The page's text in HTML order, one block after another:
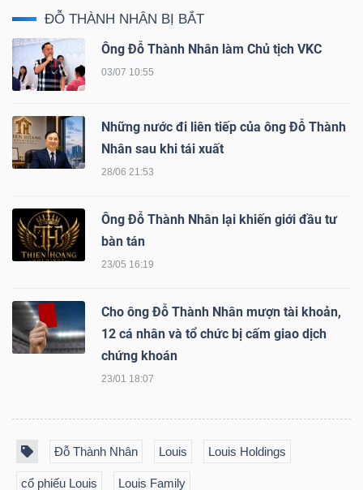
ĐỖ THÀNH NHÂN BỊ BẮT
Ông Đỗ Thành Nhân làm Chủ tịch VKC
03/07 10:55
Những nước đi liên tiếp của ông Đỗ Thành
Nhân sau khi tái xuất
28/06 21:53
Ông Đỗ Thành Nhân lại khiến giới đầu tư
bàn tán
23/05 16:19
Cho ông Đỗ Thành Nhân mượn tài khoản,
12 cá nhân và tổ chức bị cấm giao dịch
chứng khoán
23/01 18:07
Đỗ Thành Nhân Louis Louis Holdings
cổ phiếu Louis Louis Family
THÔNG
DỊCH
VỤ
ÍCH
BẤT